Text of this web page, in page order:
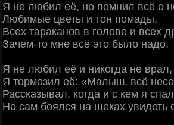
Я не любил её, но помнил всё о
Любимые цветы и тон помады,
Всех тараканов в голове и всех
Зачем-то мне всё это было надо.
Я не любил её и никогда не врал,
Я тормозил её: «Малыш, всё
Рассказывал, когда и с кем я
Но сам боялся на щеках увидеть